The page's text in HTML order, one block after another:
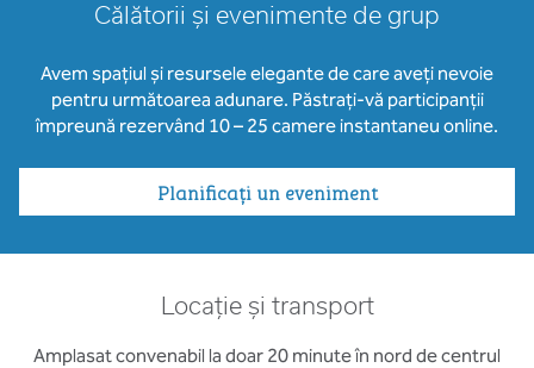
Călătorii și evenimente de grup
Avem spațiul și resursele elegante de care aveți nevoie
pentru următoarea adunare. Păstrați-vă participanții
împreună rezervând 10 – 25 camere instantaneu online.
Planificați un eveniment
Locație și transport
Amplasat convenabil la doar 20 minute în nord de centrul